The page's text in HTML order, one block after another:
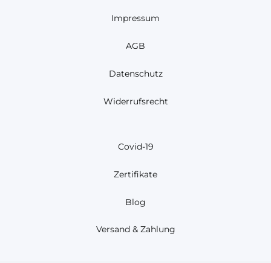
Impressum
AGB
Datenschutz
Widerrufsrecht
Covid-19
Zertifikate
Blog
Versand & Zahlung